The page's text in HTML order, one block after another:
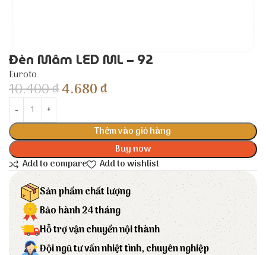
Đèn Mâm LED ML – 92
Euroto
10.400₫4.680₫
Thêm vào giỏ hàng
Buy now
Add to compare
Add to wishlist
Sản phẩm chất lượng
Bảo hành 24 tháng
Hỗ trợ vận chuyển nội thành
Đội ngũ tư vấn nhiệt tình, chuyên nghiệp